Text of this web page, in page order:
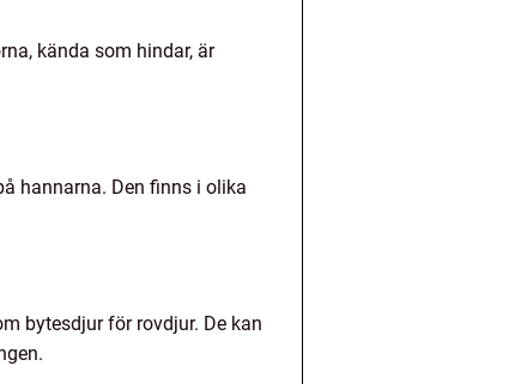
kända som hindar, är
hannarna. Den finns i olika
bytesdjur för rovdjur. De kan